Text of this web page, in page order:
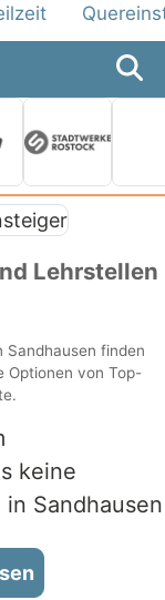
Lehrstellen
Sandhausen finden
Optionen von Top-
keine
Sandhausen